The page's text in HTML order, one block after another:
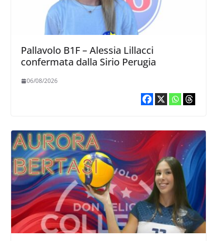
Pallavolo B1F – Alessia Lillacci
confermata dalla Sirio Perugia
06/08/2026